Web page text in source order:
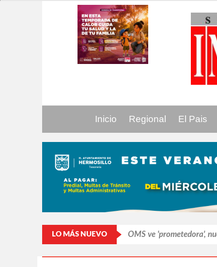
Inicio Regional El Pais
LO MÁS NUEVO Cerró Capital One